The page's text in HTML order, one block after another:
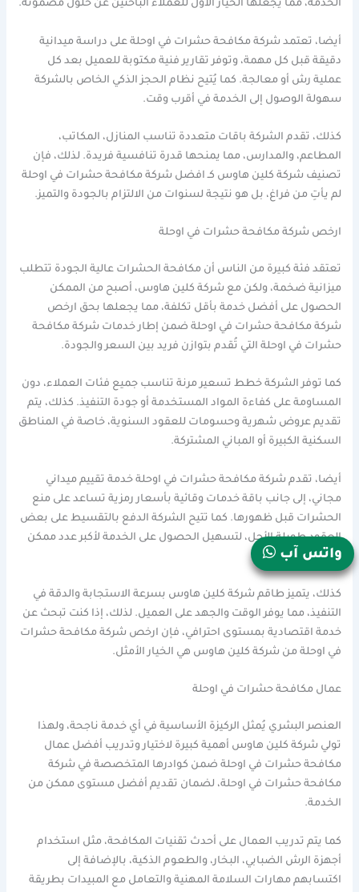
الخدمة، مما يجعلها الخيار الأول للعملاء الباحثين عن حلول مضمونة.
أيضا، تعتمد شركة مكافحة حشرات في اوحلة على دراسة ميدانية
دقيقة قبل كل مهمة، وتوفر تقارير فنية مكتوبة للعميل بعد كل
عملية رش أو معالجة. كما يُتيح نظام الحجز الذكي الخاص بالشركة
سهولة الوصول إلى الخدمة في أقرب وقت.
كذلك، تقدم الشركة باقات متعددة تناسب المنازل، المكاتب،
المطاعم، والمدارس، مما يمنحها قدرة تنافسية فريدة. لذلك، فإن
تصنيف شركة كلين هاوس كـ افضل شركة مكافحة حشرات في اوحلة
لم يأتِ من فراغ، بل هو نتيجة لسنوات من الالتزام بالجودة والتميز.
ارخص شركة مكافحة حشرات في اوحلة
تعتقد فئة كبيرة من الناس أن مكافحة الحشرات عالية الجودة تتطلب
ميزانية ضخمة، ولكن مع شركة كلين هاوس، أصبح من الممكن
الحصول على أفضل خدمة بأقل تكلفة، مما يجعلها بحق ارخص
شركة مكافحة حشرات في اوحلة ضمن إطار خدمات شركة مكافحة
حشرات في اوحلة التي تُقدم بتوازن فريد بين السعر والجودة.
كما توفر الشركة خطط تسعير مرنة تناسب جميع فئات العملاء، دون
المساومة على كفاءة المواد المستخدمة أو جودة التنفيذ. كذلك، يتم
تقديم عروض شهرية وحسومات للعقود السنوية، خاصة في المناطق
السكنية الكبيرة أو المباني المشتركة.
أيضا، تقدم شركة مكافحة حشرات في اوحلة خدمة تقييم ميداني
مجاني، إلى جانب باقة خدمات وقائية بأسعار رمزية تساعد على منع
الحشرات قبل ظهورها. كما تتيح الشركة الدفع بالتقسيط على بعض
العقود طويلة الأجل، لتسهيل الحصول على الخدمة لأكبر عدد ممكن
من السكان.
كذلك، يتميز طاقم شركة كلين هاوس بسرعة الاستجابة والدقة في
التنفيذ، مما يوفر الوقت والجهد على العميل. لذلك، إذا كنت تبحث عن
خدمة اقتصادية بمستوى احترافي، فإن ارخص شركة مكافحة حشرات
في اوحلة من شركة كلين هاوس هي الخيار الأمثل.
عمال مكافحة حشرات في اوحلة
العنصر البشري يُمثل الركيزة الأساسية في أي خدمة ناجحة، ولهذا
تولي شركة كلين هاوس أهمية كبيرة لاختيار وتدريب أفضل عمال
مكافحة حشرات في اوحلة ضمن كوادرها المتخصصة في شركة
مكافحة حشرات في اوحلة، لضمان تقديم أفضل مستوى ممكن من
الخدمة.
كما يتم تدريب العمال على أحدث تقنيات المكافحة، مثل استخدام
أجهزة الرش الضبابي، البخار، والطعوم الذكية، بالإضافة إلى
اكتسابهم مهارات السلامة المهنية والتعامل مع المبيدات بطريقة
واتس آب